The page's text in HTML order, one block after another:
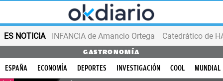
ES NOTICIA INFANCIA de Amancio Ortega
GASTRONOMÍA
ESPAÑA ECONOMÍA DEPORTES INVESTIGACIÓN COOL
MUNDIAL